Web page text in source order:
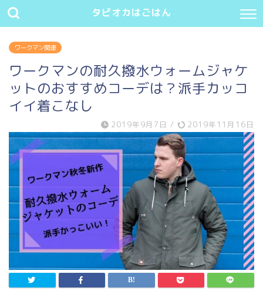
タピオカはごはん
ワークマン関連
ワークマンの耐久撥水ウォームジャケ
ットのおすすめコーデは？派手カッコ
イイ着こなし
2019年9月7日 / 2019年11月16日